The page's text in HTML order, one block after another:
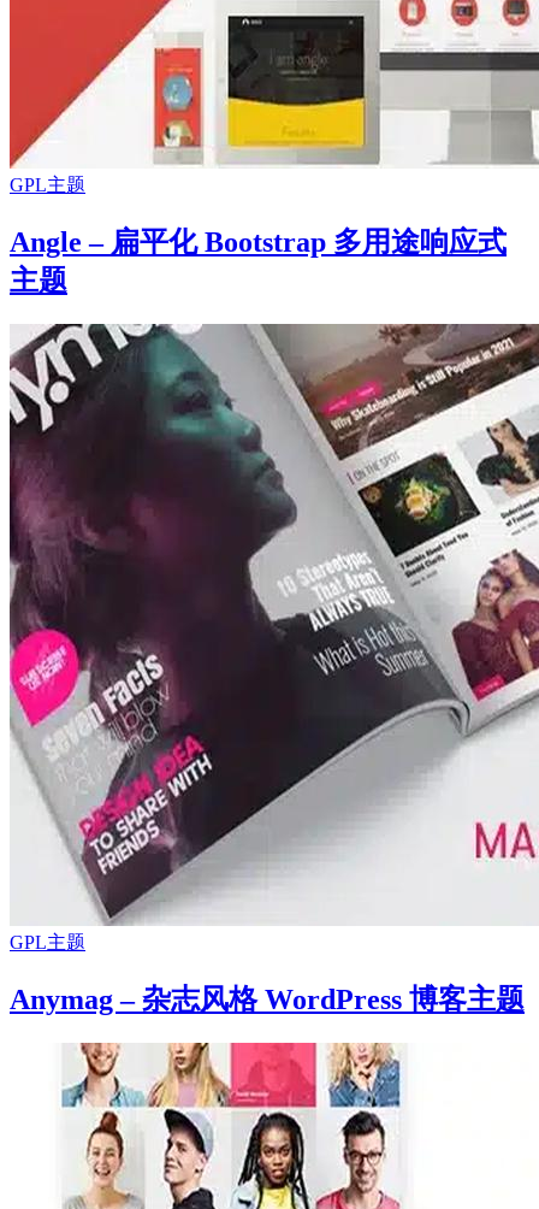
GPL主题
Angle – 扁平化 Bootstrap 多用途响应式
主题
GPL主题
Anymag – 杂志风格 WordPress 博客主题